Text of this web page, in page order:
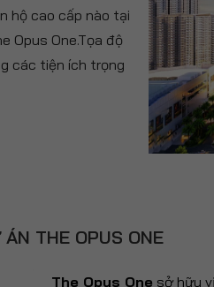
hộ cao cấp nào tại
Opus One.Tọa độ
các tiện ích trọng
THE OPUS ONE
The Opus One sở hữu